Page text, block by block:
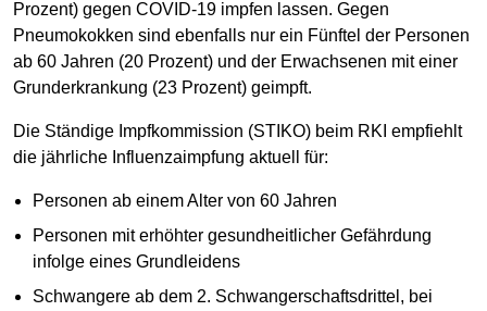
Prozent) gegen COVID-19 impfen lassen. Gegen
Pneumokokken sind ebenfalls nur ein Fünftel der Personen
ab 60 Jahren (20 Prozent) und der Erwachsenen mit einer
Grunderkrankung (23 Prozent) geimpft.
Die Ständige Impfkommission (STIKO) beim RKI empfiehlt
die jährliche Influenzaimpfung aktuell für:
Personen ab einem Alter von 60 Jahren
Personen mit erhöhter gesundheitlicher Gefährdung
infolge eines Grundleidens
Schwangere ab dem 2. Schwangerschaftsdrittel, bei